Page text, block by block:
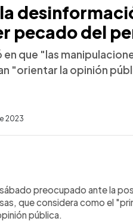
pecado del
que "las
"orientar la opinión
2023
preocupado ante la
que considera como el
pública.